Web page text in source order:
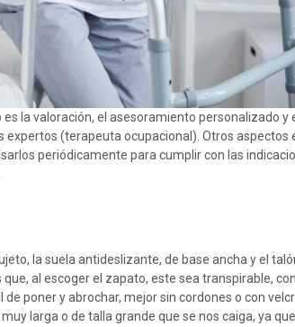
la valoración, el asesoramiento personalizado y
(terapeuta ocupacional). Otros aspectos
periódicamente para cumplir con las
la suela antideslizante, de base ancha y el
al escoger el zapato, este sea transpirable,
poner y abrochar, mejor sin cordones o con
larga o de talla grande que se nos caiga, ya